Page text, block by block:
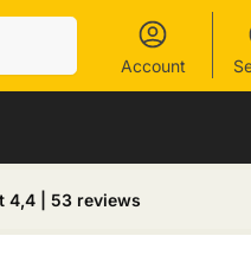
Account
4,4 | 53 reviews